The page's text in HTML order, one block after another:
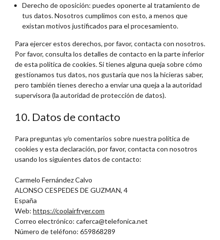
Derecho de oposición: puedes oponerte al tratamiento de
tus datos. Nosotros cumplimos con esto, a menos que
existan motivos justificados para el procesamiento.
Para ejercer estos derechos, por favor, contacta con nosotros.
Por favor, consulta los detalles de contacto en la parte inferior
de esta política de cookies. Si tienes alguna queja sobre cómo
gestionamos tus datos, nos gustaría que nos la hicieras saber,
pero también tienes derecho a enviar una queja a la autoridad
supervisora (la autoridad de protección de datos).
10. Datos de contacto
Para preguntas y/o comentarios sobre nuestra política de
cookies y esta declaración, por favor, contacta con nosotros
usando los siguientes datos de contacto:
Carmelo Fernández Calvo
ALONSO CESPEDES DE GUZMAN, 4
España
Web: https://coolairfryer.com
Correo electrónico: caferca@telefonica.net
Número de teléfono: 659868289